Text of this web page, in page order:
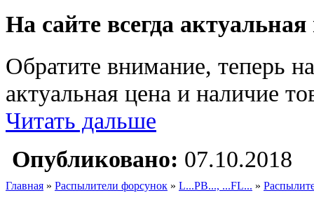
На сайте всегда
Обратите внимание, теперь
актуальная цена и наличие
Читать дальше
Опубликовано: 07.10.2018
Главная » Распылители форсунок » L...PB..., ...FL... »